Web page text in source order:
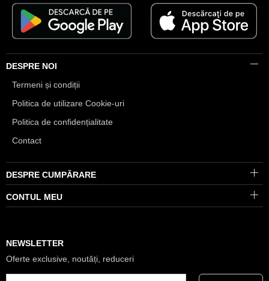
DESPRE NOI
Termeni și condiții
Politica de utilizare Cookie-uri
Politica de confidențialitate
Contact
DESPRE CUMPĂRARE
CONTUL MEU
NEWSLETTER
Oferte exclusive, noutăți, reduceri